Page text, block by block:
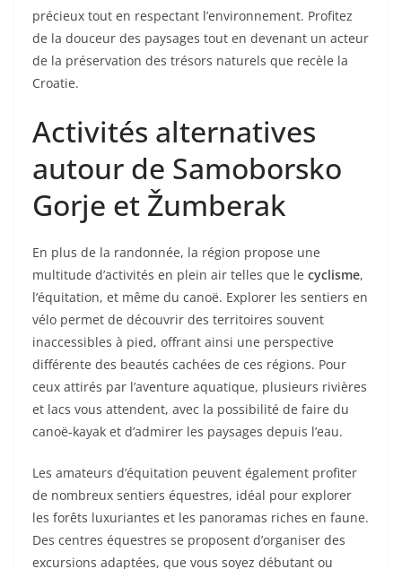
précieux tout en respectant l’environnement. Profitez
de la douceur des paysages tout en devenant un acteur
de la préservation des trésors naturels que recèle la
Croatie.
Activités alternatives
autour de Samoborsko
Gorje et Žumberak
En plus de la randonnée, la région propose une
multitude d’activités en plein air telles que le cyclisme,
l’équitation, et même du canoë. Explorer les sentiers en
vélo permet de découvrir des territoires souvent
inaccessibles à pied, offrant ainsi une perspective
différente des beautés cachées de ces régions. Pour
ceux attirés par l’aventure aquatique, plusieurs rivières
et lacs vous attendent, avec la possibilité de faire du
canoë-kayak et d’admirer les paysages depuis l’eau.
Les amateurs d’équitation peuvent également profiter
de nombreux sentiers équestres, idéal pour explorer
les forêts luxuriantes et les panoramas riches en faune.
Des centres équestres se proposent d’organiser des
excursions adaptées, que vous soyez débutant ou